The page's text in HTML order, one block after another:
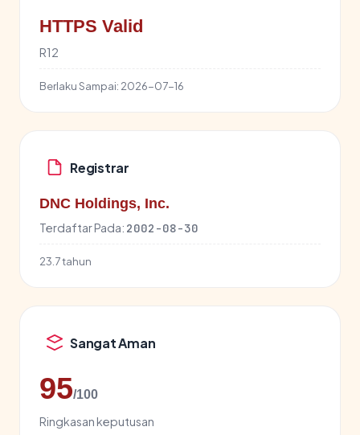
HTTPS Valid
R12
Berlaku Sampai: 2026-07-16
Registrar
DNC Holdings, Inc.
Terdaftar Pada: 2002-08-30
23.7 tahun
Sangat Aman
95/100
Ringkasan keputusan